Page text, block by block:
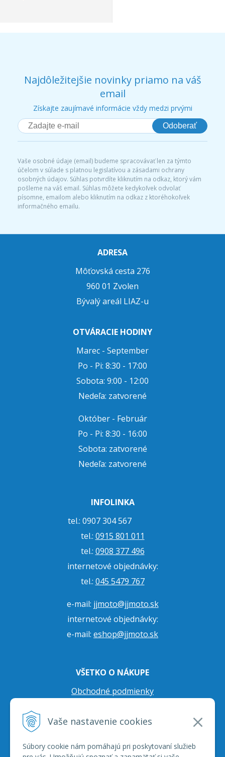
Vaše nastavenie cookies
Súbory cookie nám pomáhajú pri poskytovaní služieb
Najdôležitejšie novinky priamo na váš
email
Získajte zaujímavé informácie vždy medzi prvými
Odoberať
Vaše osobné údaje (email) budeme spracovávať len za týmto
účelom v súlade s platnou legislatívou a zásadami ochrany
osobných údajov. Súhlas potvrdíte kliknutím na odkaz, ktorý vám
pošleme na váš email. Súhlas môžete kedykoľvek odvolať
písomne, emailom alebo kliknutím na odkaz z ktoréhokoľvek
informačného emailu.
ADRESA
Môťovská cesta 276
960 01 Zvolen
Bývalý areál LIAZ-u
OTVÁRACIE HODINY
Marec - September
Po - Pi: 8:30 - 17:00
Sobota: 9:00 - 12:00
Nedeľa: zatvorené
Október - Február
Po - Pi: 8:30 - 16:00
Sobota: zatvorené
Nedeľa: zatvorené
INFOLINKA
tel.: 0907 304 567
tel.: 0915 801 011
tel.: 0908 377 496
internetové objednávky:
tel.: 045 5479 767
e-mail: jjmoto@jjmoto.sk
internetové objednávky:
e-mail: eshop@jjmoto.sk
VŠETKO O NÁKUPE
Obchodné podmienky
Prepravné podmienky